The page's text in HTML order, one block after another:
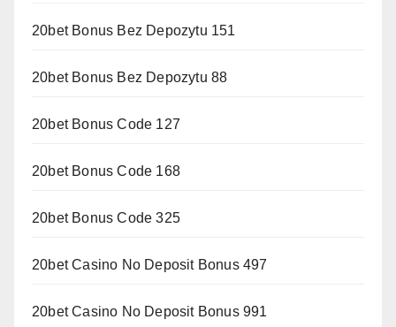
20bet Bonus Bez Depozytu 151
20bet Bonus Bez Depozytu 88
20bet Bonus Code 127
20bet Bonus Code 168
20bet Bonus Code 325
20bet Casino No Deposit Bonus 497
20bet Casino No Deposit Bonus 991